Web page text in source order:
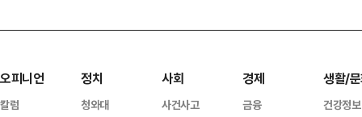
오피니언
칼럼
정치
청와대
사회
사건사고
경제
금융
생활/
건강정보